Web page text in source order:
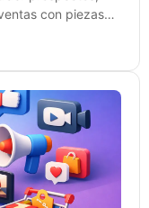
con piezas